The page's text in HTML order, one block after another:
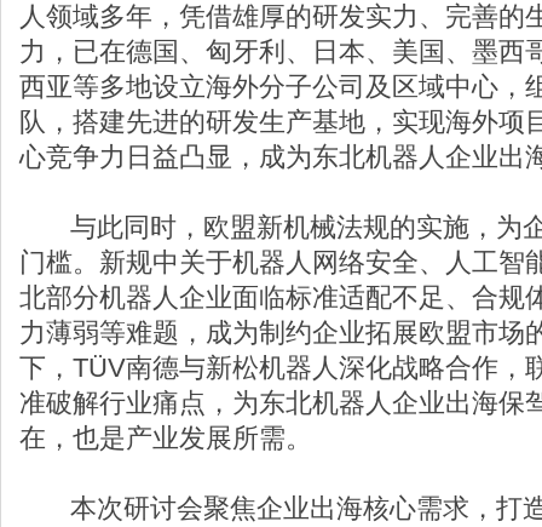
人领域多年，凭借雄厚的研发实力、完善的
力，已在德国、匈牙利、日本、美国、墨西
西亚等多地设立海外分子公司及区域中心，
队，搭建先进的研发生产基地，实现海外项
心竞争力日益凸显，成为东北机器人企业出
与此同时，欧盟新机械法规的实施，为
门槛。新规中关于机器人网络安全、人工智
北部分机器人企业面临标准适配不足、合规
力薄弱等难题，成为制约企业拓展欧盟市场
下，TÜV南德与新松机器人深化战略合作，
准破解行业痛点，为东北机器人企业出海保
在，也是产业发展所需。
本次研讨会聚焦企业出海核心需求，打